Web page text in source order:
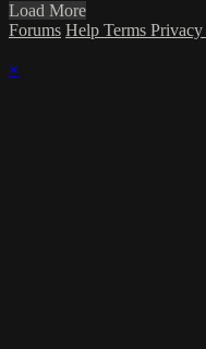
Load More
Forums Help Terms Privacy
×